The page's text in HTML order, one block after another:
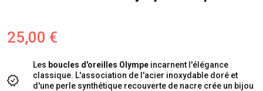
25,00 €
Les boucles d'oreilles Olympe incarnent l'élégance
classique. L'association de l'acier inoxydable doré et
d'une perle synthétique recouverte de nacre crée un bijou